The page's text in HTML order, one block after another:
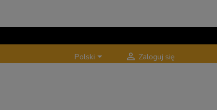
Polski  Zaloguj się